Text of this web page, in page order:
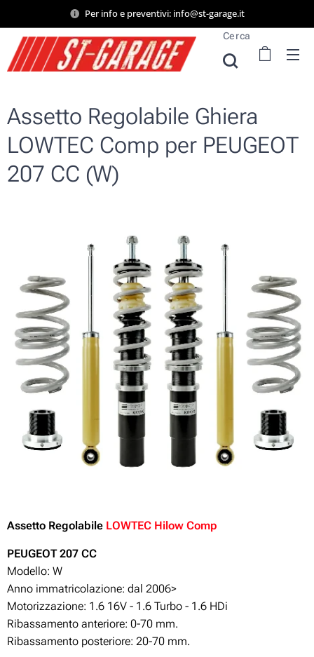
Per info e preventivi: info@st-garage.it
Cerca
Assetto Regolabile Ghiera
LOWTEC Comp per PEUGEOT
207 CC (W)
Assetto Regolabile LOWTEC Hilow Comp
PEUGEOT 207 CC
Modello: W
Anno immatricolazione: dal 2006>
Motorizzazione: 1.6 16V - 1.6 Turbo - 1.6 HDi
Ribassamento anteriore: 0-70 mm.
Ribassamento posteriore: 20-70 mm.